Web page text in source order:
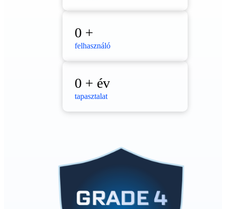
0 +
felhasználó
0 + év
tapasztalat